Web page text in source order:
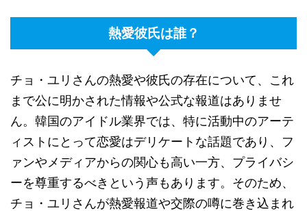
熱愛彼氏は誰？
チョ・ユリさんの熱愛や彼氏の存在について、これ
まで公に明かされた情報や公式な報道はありませ
ん。韓国のアイドル業界では、特に活動中のアーテ
ィストにとって恋愛はデリケートな話題であり、フ
ァンやメディアからの関心も高い一方、プライバシ
ーを尊重するべきという声もあります。そのため、
チョ・ユリさんが熱愛報道や交際の噂に巻き込まれ